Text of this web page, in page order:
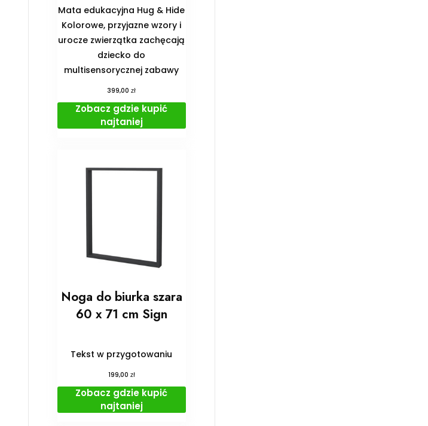
Mata edukacyjna Hug & Hide
Kolorowe, przyjazne wzory i
urocze zwierzątka zachęcają
dziecko do
multisensorycznej zabawy
399,00zł
Zobacz gdzie kupić
najtaniej
Noga do biurka szara
60 x 71 cm Sign
Tekst w przygotowaniu
199,00 zł
Zobacz gdzie kupić
najtaniej